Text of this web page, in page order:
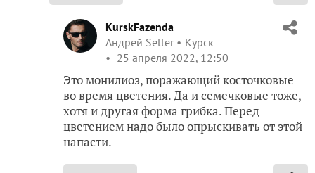
KurskFazenda
Андрей Seller
Курск
25 апреля 2022, 12:50
Это монилиоз, поражающий косточковые
во время цветения. Да и семечковые тоже,
хотя и другая форма грибка. Перед
цветением надо было опрыскивать от этой
напасти.